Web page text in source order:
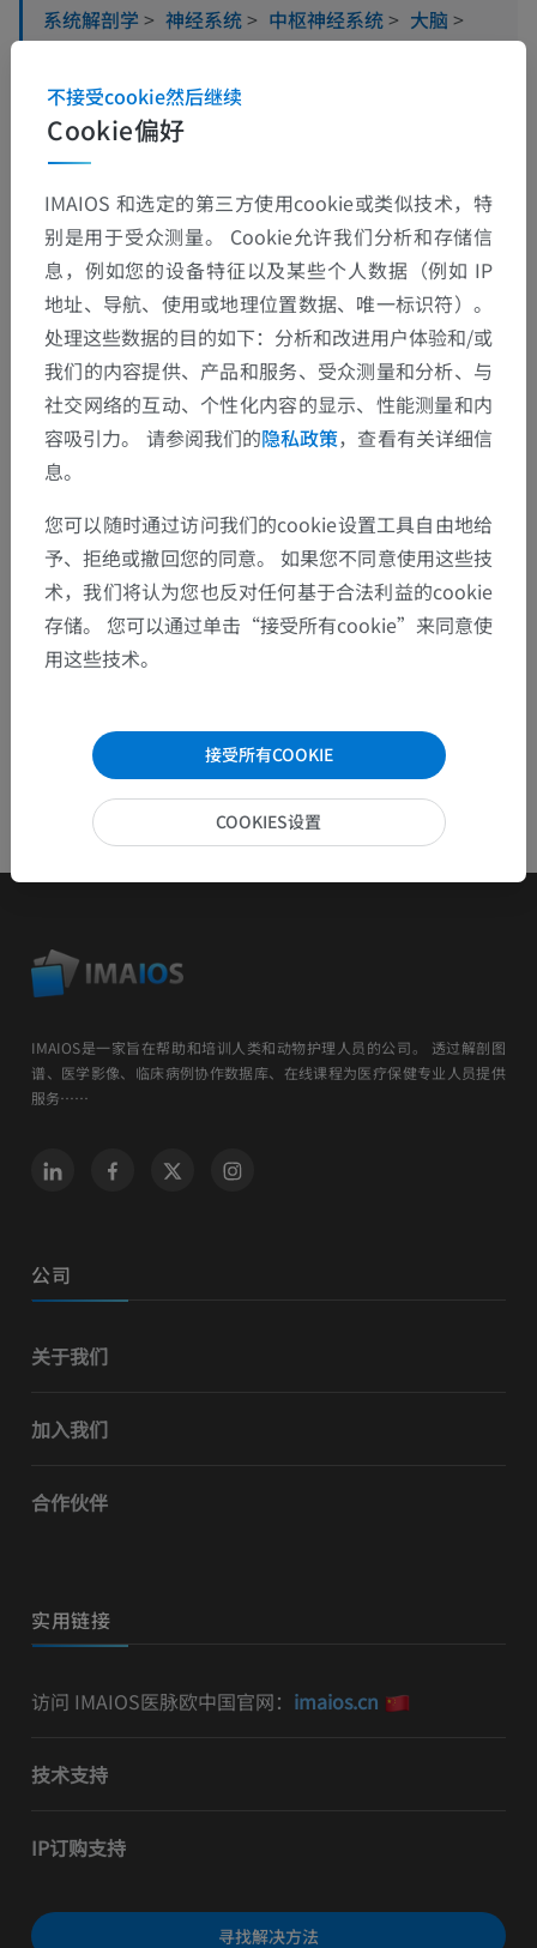
系统解剖学 > 神经系统> 中枢神经系统> 大脑 >
[脑桥]被盖部> 灰质>
这个解剖部位没有子结构
翻译
发现错误？
欢迎提出更正、翻译或内容改进的建议。
下载APP
IMAIOS是一家旨在帮助和培训人类和动物护理人员的公司。 透过解剖图
谱、医学影像、临床病例协作数据库、在线课程为医疗保健专业人员提供
服务……
公司
关于我们
加入我们
合作伙伴
实用链接
访问 IMAIOS医脉欧中国官网： imaios.cn
技术支持
IP订购支持
寻找解决方法
Cookie偏好
不接受cookie然后继续
IMAIOS 和选定的第三方使用cookie或类似技术，特
别是用于受众测量。 Cookie允许我们分析和存储信
息，例如您的设备特征以及某些个人数据（例如 IP
地址、导航、使用或地理位置数据、唯一标识符）。
处理这些数据的目的如下：分析和改进用户体验和/或
我们的内容提供、产品和服务、受众测量和分析、与
社交网络的互动、个性化内容的显示、性能测量和内
容吸引力。 请参阅我们的隐私政策，查看有关详细信
息。
您可以随时通过访问我们的cookie设置工具自由地给
予、拒绝或撤回您的同意。 如果您不同意使用这些技
术，我们将认为您也反对任何基于合法利益的cookie
存储。 您可以通过单击“接受所有cookie”来同意使
用这些技术。
接受所有COOKIE
COOKIES设置